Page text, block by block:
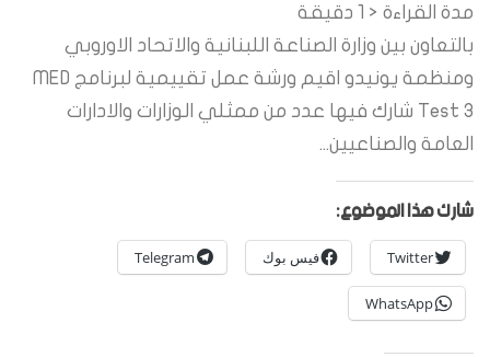
مدة القراءة < 1
دقيقة
بالتعاون بين وزارة الصناعة اللبنانية والاتحاد الاوروبي
ومنظمة يونيدو اقيم ورشة عمل تقييمية لبرنامج MED
Test 3 شارك فيها عدد من ممثلي الوزارات والادارات
العامة والصناعيين...
شارك هذا الموضوع:
Twitter فيس بوك Telegram
WhatsApp